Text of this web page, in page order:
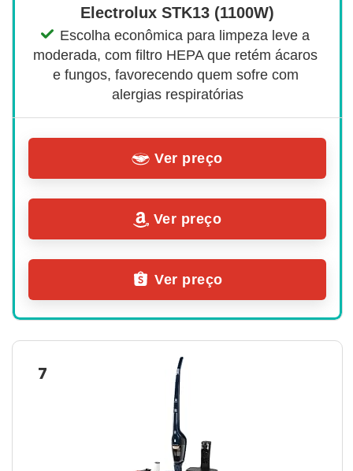
Electrolux STK13 (1100W)
Escolha econômica para limpeza leve a
moderada, com filtro HEPA que retém ácaros
e fungos, favorecendo quem sofre com
alergias respiratórias
Ver preço
Ver preço
Ver preço
7